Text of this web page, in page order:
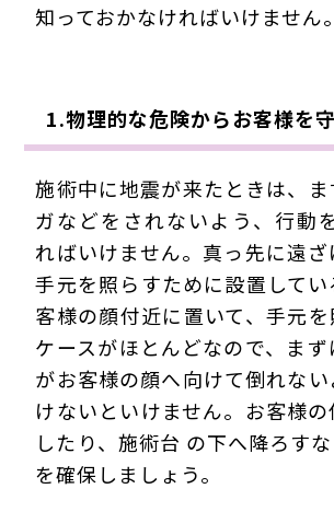
知っておかなければいけません。
1.物理的な危険からお客様を
施術中に地震が来たときは、
ガなどをされないよう、行動
ればいけません。真っ先に遠ざ
手元を照らすために設置して
客様の顔付近に置いて、手元
ケースがほとんどなので、ま
がお客様の顔へ向けて倒れな
けないといけません。お客様
したり、施術台 の下へ降ろす
を確保しましょう。